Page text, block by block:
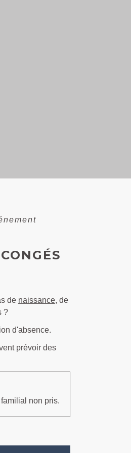
de naissance, de
?
d'absence.
prévoir des
non pris.